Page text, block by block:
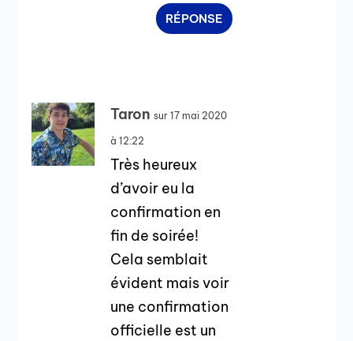
RÉPONSE
Taron sur 17 mai 2020
à 12:22
Très heureux
d’avoir eu la
confirmation en
fin de soirée!
Cela semblait
évident mais voir
une confirmation
officielle est un